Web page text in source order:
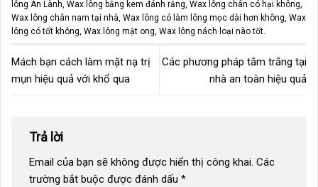
lông An Lành, Wax lông bằng kem đánh răng, Wax lông chân có hại không,
Wax lông chân nam tại nhà, Wax lông có làm lông mọc dài hơn không, Wax
lông có tốt không, Wax lông mật ong, Wax lông nách loại nào tốt.
Mách bạn cách làm mặt nạ trị
mụn hiệu quả với khổ qua
Các phương pháp tắm trắng tại
nhà an toàn hiệu quả
Trả lời
Email của bạn sẽ không được hiển thị công khai. Các
trường bắt buộc được đánh dấu *